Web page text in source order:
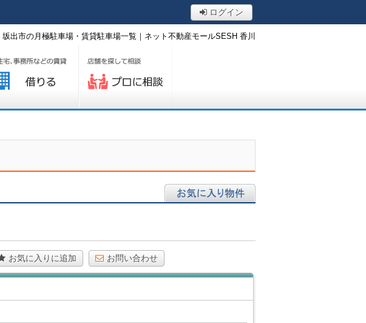
ログイン
坂出市の月極駐車場・賃貸駐車場一覧｜ネット不動産モールSESH 香川
お気に入りに追加 お問い合わせ